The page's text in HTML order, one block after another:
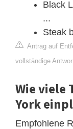
Black
...
Steak
Antrag auf
vollständige
Wie viele
York
Empfohlene